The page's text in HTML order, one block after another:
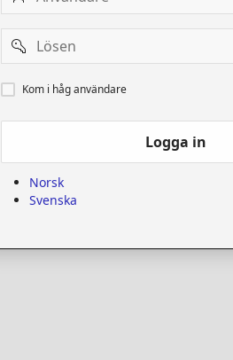
Password
Kom
i
Kom i håg användare
Logga in
Norsk
Svenska